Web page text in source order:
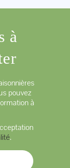
à
pouvez
à
.